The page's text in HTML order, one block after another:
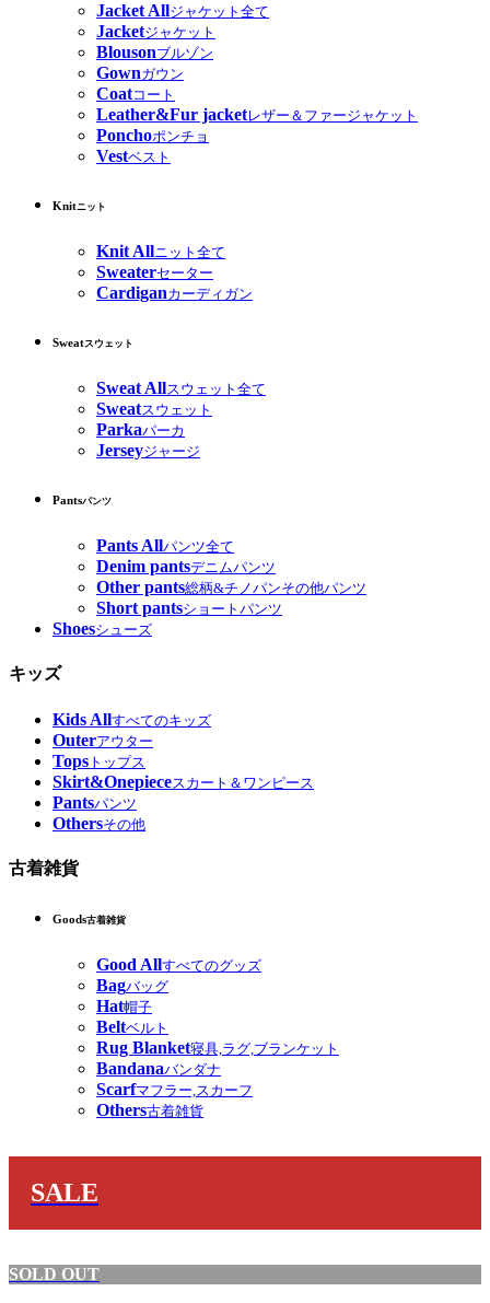
Jacket Allジャケット全て
Jacketジャケット
Blousonブルゾン
Gownガウン
Coatコート
Leather&Fur jacketレザー＆ファージャケット
Ponchoポンチョ
Vestベスト
Knitニット
Knit Allニット全て
Sweaterセーター
Cardiganカーディガン
Sweatスウェット
Sweat Allスウェット全て
Sweatスウェット
Parkaパーカ
Jerseyジャージ
Pantsパンツ
Pants Allパンツ全て
Denim pantsデニムパンツ
Other pants総柄&チノパンその他パンツ
Short pantsショートパンツ
Shoesシューズ
キッズ
Kids Allすべてのキッズ
Outerアウター
Tops トップス
Skirt&Onepieceスカート＆ワンピース
Pantsパンツ
Othersその他
古着雑貨
Goods古着雑貨
Good Allすべてのグッズ
Bagバッグ
Hat帽子
Beltベルト
Rug Blanket寝具,ラグ,ブランケット
Bandanaバンダナ
Scarfマフラー,スカーフ
Others古着雑貨
SALE
SOLD OUT